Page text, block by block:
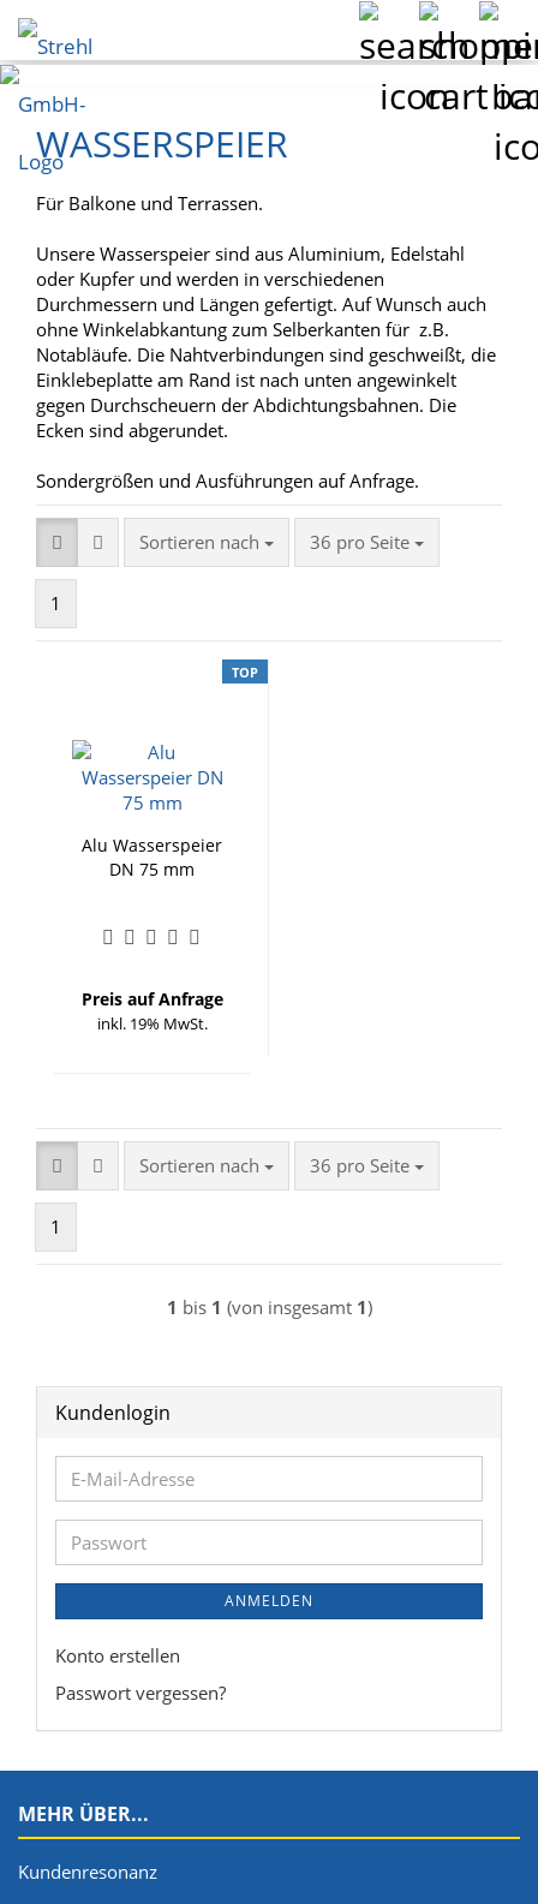
WASSERSPEIER
Für Balkone und Terrassen.
Unsere Wasserspeier sind aus Aluminium, Edelstahl
oder Kupfer und werden in verschiedenen
Durchmessern und Längen gefertigt. Auf Wunsch auch
ohne Winkelabkantung zum Selberkanten für z.B.
Notabläufe. Die Nahtverbindungen sind geschweißt, die
Einklebeplatte am Rand ist nach unten angewinkelt
gegen Durchscheuern der Abdichtungsbahnen. Die
Ecken sind abgerundet.
Sondergrößen und Ausführungen auf Anfrage.
Sortieren nach
Sortieren nach 36 pro Seite
pro Seite
1
TOP
Alu Wasserspeier
DN 75 mm
Preis auf Anfrage
inkl. 19% MwSt.
Sortieren nach
Sortieren nach 36 pro Seite
pro Seite
1
1 bis 1 (von insgesamt 1)
Kundenlogin
E-
Mail-
Passwort
ANMELDEN
Konto erstellen
Passwort vergessen?
MEHR ÜBER...
Kundenresonanz